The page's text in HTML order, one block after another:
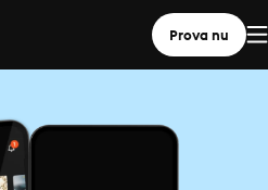
Prova nu